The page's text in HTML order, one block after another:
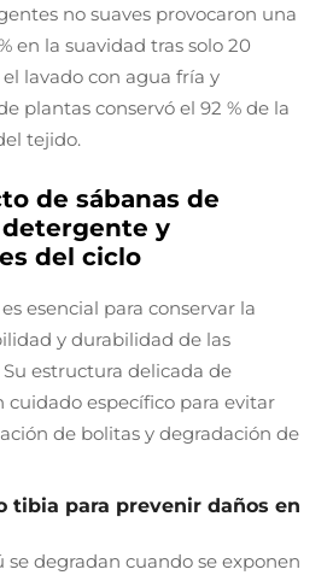
no suaves provocaron una
en la suavidad tras solo 20
lavado con agua fría y
plantas conservó el 92 % de la
tejido.
de sábanas de
detergente y
del ciclo
esencial para conservar la
y durabilidad de las
estructura delicada de
cuidado específico para evitar
de bolitas y degradación de
tibia para prevenir daños en
se degradan cuando se exponen